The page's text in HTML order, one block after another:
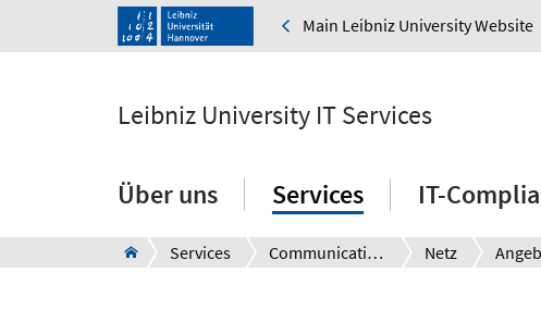
Main Leibniz University Website
Leibniz University IT Services
Über uns Services IT-
Services Communication Netz